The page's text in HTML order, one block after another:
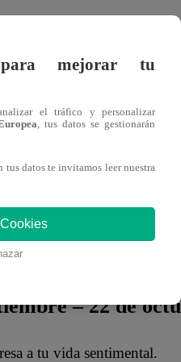
– 22 de
a tu vida sentimental.
para mejorar tu
el tráfico y personalizar
, tus datos se gestionarán
tus datos te invitamos leer nuestra